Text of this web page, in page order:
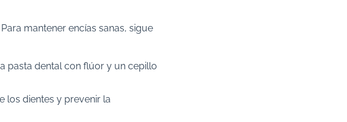
mantener encías sanas, sigue
pasta dental con flúor y un cepillo
los dientes y prevenir la